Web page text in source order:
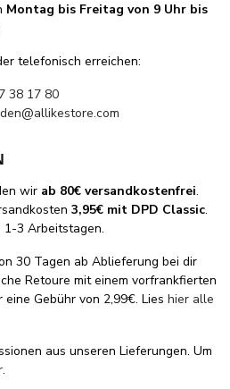
Montag bis Freitag von 9 Uhr bis
telefonisch erreichen:
38 17 80
wir ab 80€ versandkostenfrei.
3,95€ mit DPD Classic.
3 Arbeitstagen.
30 Tagen ab Ablieferung bei dir
Retoure mit einem vorfrankfierten
Gebühr von 2,99€. Lies hier alle
aus unseren Lieferungen. Um
.